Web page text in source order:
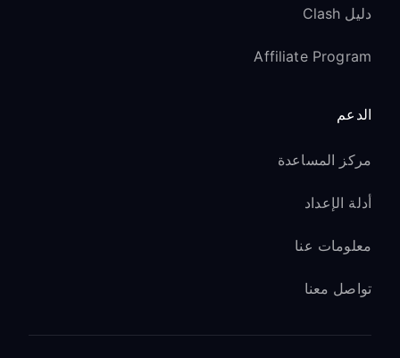
دليل Clash
Affiliate Program
الدعم
مركز المساعدة
أدلة الإعداد
معلومات عنا
تواصل معنا